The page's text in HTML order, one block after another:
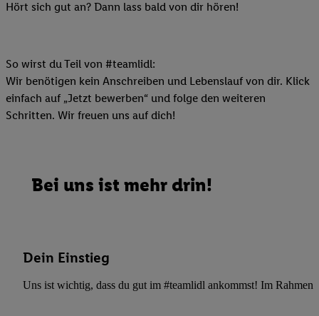
Hört sich gut an? Dann lass bald von dir hören!
So wirst du Teil von #teamlidl:
Wir benötigen kein Anschreiben und Lebenslauf von dir. Klick
einfach auf „Jetzt bewerben“ und folge den weiteren
Schritten. Wir freuen uns auf dich!
Bei uns ist mehr drin!
Dein Einstieg
Uns ist wichtig, dass du gut im #teamlidl ankommst! Im Rahmen